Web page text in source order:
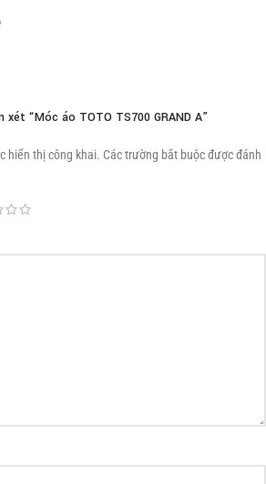
“Móc áo TOTO TS700 GRAND A”
hiển thị công khai. Các trường bắt buộc được đánh